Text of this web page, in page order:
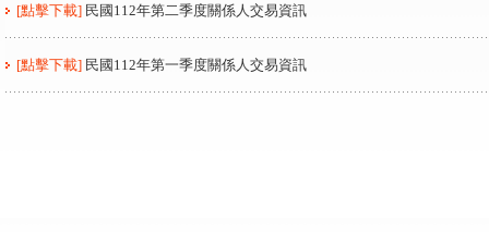
[點擊下載] 民國112年第二季度關係人交易資訊
[點擊下載] 民國112年第一季度關係人交易資訊